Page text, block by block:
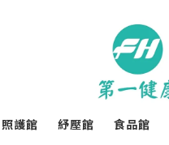
照護館 紓壓館 食品館